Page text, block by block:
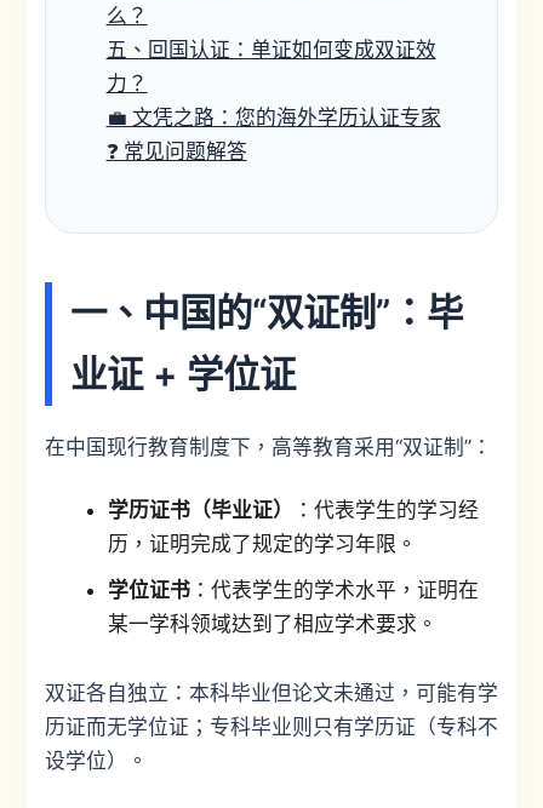
么？
五、回国认证：单证如何变成双证效
力？
💼 文凭之路：您的海外学历认证专家
❓ 常见问题解答
一、中国的“双证制”：毕
业证 + 学位证
在中国现行教育制度下，高等教育采用“双证制”：
学历证书（毕业证）
：代表学生的学习经
历，证明完成了规定的学习年限。
学位证书：代表学生的学术水平，证明在
某一学科领域达到了相应学术要求。
双证各自独立：本科毕业但论文未通过，可能有学
历证而无学位证；专科毕业则只有学历证（专科不
设学位）。